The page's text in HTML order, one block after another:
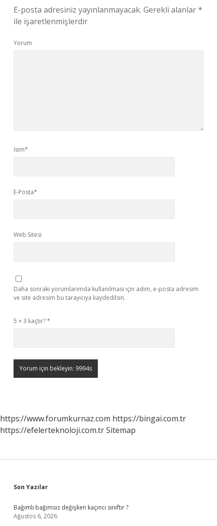
E-posta adresiniz yayınlanmayacak. Gerekli alanlar*
ile işaretlenmişlerdir
Yorum
İsim*
E-Posta*
Web Sitesi
Daha sonraki yorumlarımda kullanılması için adım, e-posta adresim
ve site adresim bu tarayıcıya kaydedilsin.
5 + 3 kaçtır?*
https://www.forumkurnaz.com https://bingai.com.tr
https://efelerteknoloji.com.trSitemap
Sidebar
Son Yazılar
Bağımlı bağımsız değişken kaçıncı sınıftır ?
Ağustos 6, 2026